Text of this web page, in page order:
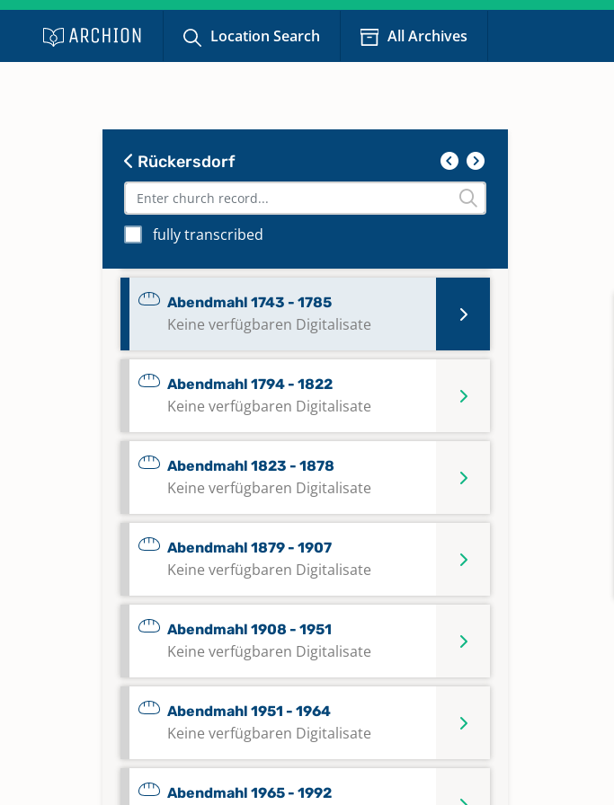
Location Search All Archives
Rückersdorf
fully transcribed
Abendmahl 1734 - 1742
Keine verfügbaren Digitalisate
Abendmahl 1743 - 1785
Keine verfügbaren Digitalisate
Abendmahl 1794 - 1822
Keine verfügbaren Digitalisate
Abendmahl 1823 - 1878
Keine verfügbaren Digitalisate
Abendmahl 1879 - 1907
Keine verfügbaren Digitalisate
Abendmahl 1908 - 1951
Keine verfügbaren Digitalisate
Abendmahl 1951 - 1964
Keine verfügbaren Digitalisate
Abendmahl 1965 - 1992